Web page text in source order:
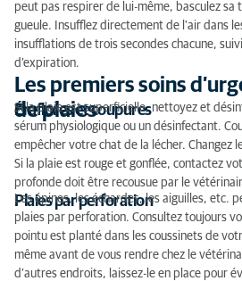
Les premiers soins d’urgence
une colle
Les premiers soins d’urgence
d'insecte
Les premiers soins d’urgence
corps étranger
Trousse de premiers secours
peut pas respirer de lui-même, basculez sa
gueule. Insufflez directement de l'air dans
insufflations de trois secondes chacune,
d’expiration.
Les premiers soins
de plaies
Éraflures et coupures
Si la plaie est superficielle, nettoyez et
sérum physiologique ou un désinfectant.
empêcher votre chat de la lécher. Changez
Si la plaie est rouge et gonflée, contactez
profonde doit être recousue par le
Plaies par perforation
Les épines, les échardes, les aiguilles, etc.
plaies par perforation. Consultez toujours
pointu est planté dans les coussinets de
même avant de vous rendre chez le
d’autres endroits, laissez-le en place pour